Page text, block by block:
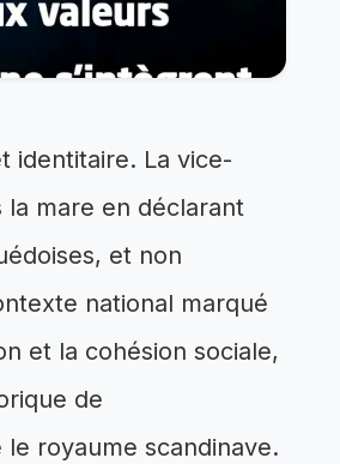
identitaire. La vice-
la mare en déclarant
et non
national marqué
et la cohésion sociale,
de
royaume scandinave.